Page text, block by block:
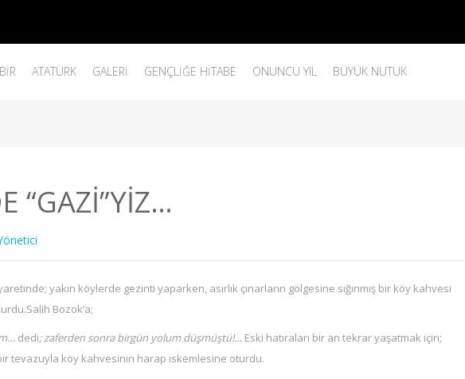
ATATÜRK GALERI GENÇLIĞE HITABE ONUNCU YIL BÜYÜK NUTUK
“GAZİ”YİZ…
yakın köylerde gezinti yaparken, asırlık çınarların gölgesine sığınmış bir köy kahvesi
Bozok’a;
dedi; zaferden sonra birgün yolum düşmüştü!… Eski hatıraları bir an tekrar yaşatmak için;
tevazuyla köy kahvesinin harap iskemlesine oturdu.